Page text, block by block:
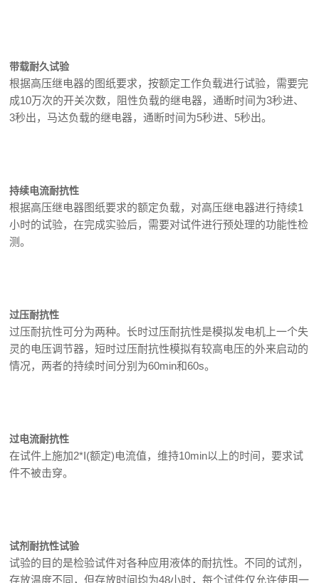
带载耐久试验
根据高压继电器的图纸要求，按额定工作负载进行试验，需要完
成10万次的开关次数，阻性负载的继电器，通断时间为3秒进、
3秒出，马达负载的继电器，通断时间为5秒进、5秒出。
持续电流耐抗性
根据高压继电器图纸要求的额定负载，对高压继电器进行持续1
小时的试验，在完成实验后，需要对试件进行预处理的功能性检
测。
过压耐抗性
过压耐抗性可分为两种。长时过压耐抗性是模拟发电机上一个失
灵的电压调节器，短时过压耐抗性模拟有较高电压的外来启动的
情况，两者的持续时间分别为60min和60s。
过电流耐抗性
在试件上施加2*I(额定)电流值，维持10min以上的时间，要求试
件不被击穿。
试剂耐抗性试验
试验的目的是检验试件对各种应用液体的耐抗性。不同的试剂，
存放温度不同，但存放时间均为48小时，每个试件仅允许使用一